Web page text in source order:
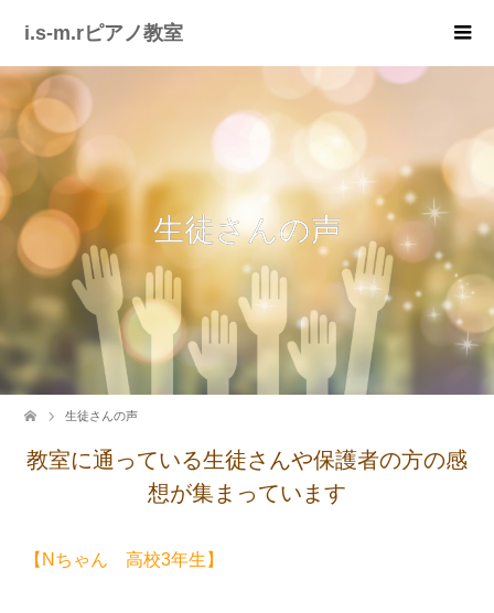
i.s-m.rピアノ教室
生徒さんの声
生徒さんの声
教室に通っている生徒さんや保護者の方の感
想が集まっています
【Nちゃん 高校3年生】